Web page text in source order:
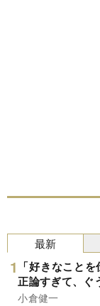
最新
「好きなこと
正論すぎて、ぐ
小倉健一